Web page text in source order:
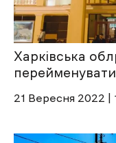
Харківська
перейменувати
21 Вересня 2022 |